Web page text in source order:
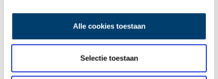
Alle cookies toestaan
Selectie toestaan
E-mail*
Vink dit aan als u op de hoogte gehouden wil worden.